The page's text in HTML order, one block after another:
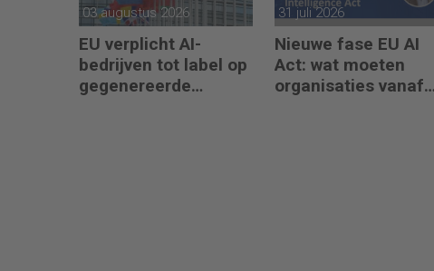
03 augustus 2026
EU verplicht AI-
bedrijven tot label op
gegenereerde
31 juli 2026
Nieuwe fase EU AI
Act: wat moeten
organisaties vanaf